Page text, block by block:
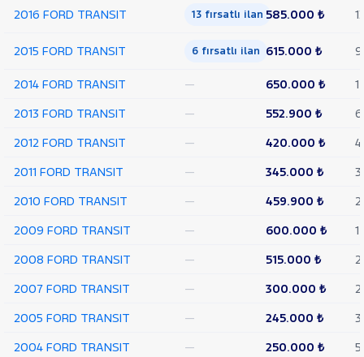
ARKA
VAN
L
350 L
TAVAN
CUSTOM
ISUZU
Iveco
2016 FORD TRANSIT 13 fırsatlı ilan 585.000 ₺
2015 FORD TRANSIT 6 fırsatlı ilan 615.000 ₺ 9
2014 FORD TRANSIT — 650.000 ₺
1
2013 FORD TRANSIT
— 552.900 ₺
6
2012 FORD TRANSIT
— 420.000 ₺
4
2011 FORD TRANSIT
— 345.000 ₺
3
2010 FORD TRANSIT
— 459.900 ₺
2
2009 FORD TRANSIT
— 600.000 ₺
1
2008 FORD TRANSIT
— 515.000 ₺
2
2007 FORD TRANSIT
— 300.000 ₺
2
2005 FORD TRANSIT
— 245.000 ₺
3
2004 FORD TRANSIT
— 250.000 ₺
5